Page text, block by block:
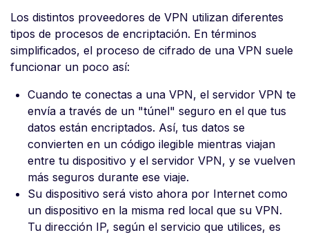
Los distintos proveedores de VPN utilizan diferentes
tipos de procesos de encriptación. En términos
simplificados, el proceso de cifrado de una VPN suele
funcionar un poco así:
Cuando te conectas a una VPN, el servidor VPN te
envía a través de un "túnel" seguro en el que tus
datos están encriptados. Así, tus datos se
convierten en un código ilegible mientras viajan
entre tu dispositivo y el servidor VPN, y se vuelven
más seguros durante ese viaje.
Su dispositivo será visto ahora por Internet como
un dispositivo en la misma red local que su VPN.
Tu dirección IP, según el servicio que utilices, es